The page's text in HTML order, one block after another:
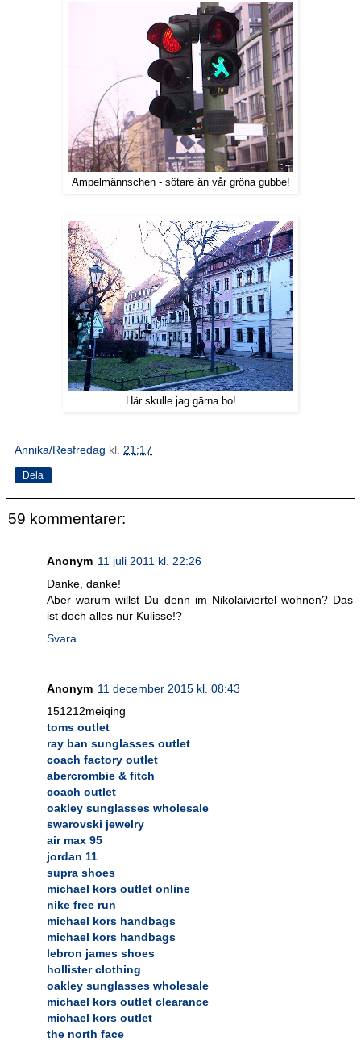
Ampelmännschen - sötare än vår gröna gubbe!
Här skulle jag gärna bo!
Annika/Resfredag kl. 21:17
Dela
59 kommentarer:
Anonym 11 juli 2011 kl. 22:26
Danke, danke!
Aber warum willst Du denn im Nikolaiviertel wohnen? Das
ist doch alles nur Kulisse!?
Svara
Anonym 11 december 2015 kl. 08:43
151212meiqing
toms outlet
ray ban sunglasses outlet
coach factory outlet
abercrombie & fitch
coach outlet
oakley sunglasses wholesale
swarovski jewelry
air max 95
jordan 11
supra shoes
michael kors outlet online
nike free run
michael kors handbags
michael kors handbags
lebron james shoes
hollister clothing
oakley sunglasses wholesale
michael kors outlet clearance
michael kors outlet
the north face